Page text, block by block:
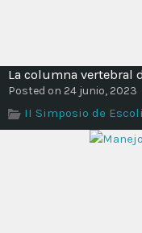
La columna vertebral
Posted on 24 junio, 2023
II Simposio de